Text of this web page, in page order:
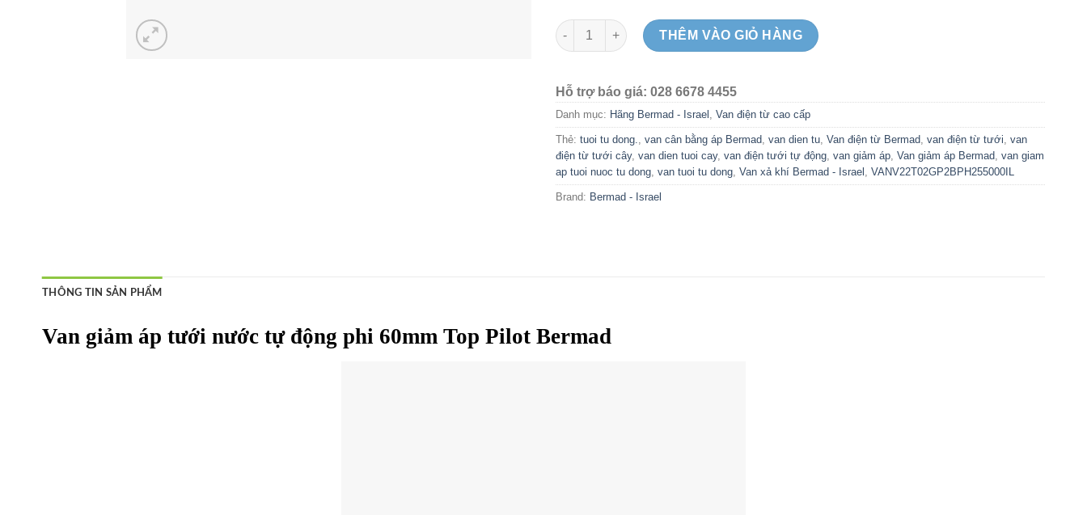
Van giảm áp tưới nước tự động phi 60mm Bermad - Israel số lượng
THÊM VÀO GIỎ HÀNG
Hỗ trợ báo giá: 028 6678 4455
Danh mục: Hãng Bermad - Israel Van điện từ cao cấp
Thẻ: tuoi tu dong. van cân bằng áp Bermad van dien tu Van điện từ Bermad van điện từ tưới van
điện từ tưới cây, van dien tuoi cay, van điện tưới tự động van giảm áp Van giảm áp Bermad van giam
ap tuoi nuoc tu dong van tuoi tu dong Van xả khí Bermad - Israel VANV22T02GP2BPH255000IL
Brand: Bermad - Israel
THÔNG TIN SẢN PHẨM
Van giảm áp tưới nước tự động phi 60mm Top Pilot Bermad